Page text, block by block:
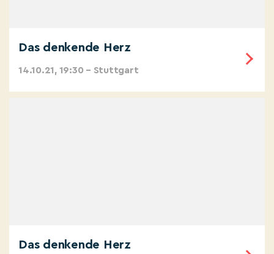
Das denkende Herz
14.10.21, 19:30 – Stuttgart
Das denkende Herz